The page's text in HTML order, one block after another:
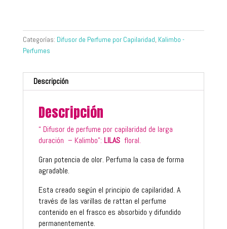
Categorías: Difusor de Perfume por Capilaridad, Kalimbo -
Perfumes
Descripción
Descripción
“ Difusor de perfume por capilaridad de larga
duración – Kalimbo”: LILASfloral.
Gran potencia de olor. Perfuma la casa de forma
agradable.
Esta creado según el principio de capilaridad. A
través de las varillas de rattan el perfume
contenido en el frasco es absorbido y difundido
permanentemente.